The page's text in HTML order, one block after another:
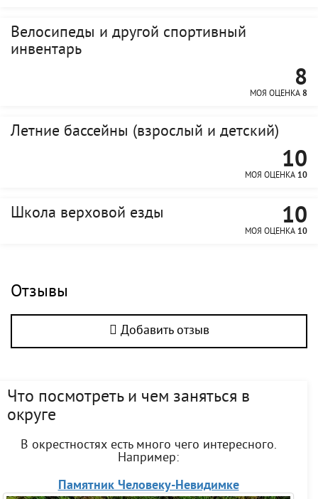
Велосипеды и другой спортивный
инвентарь
8
МОЯ ОЦЕНКА 8
Летние бассейны (взрослый и детский)
10
МОЯ ОЦЕНКА 10
Школа верховой езды 10
МОЯ ОЦЕНКА 10
Отзывы
Добавить отзыв
Что посмотреть и чем заняться в
округе
В окрестностях есть много чего интересного.
Например:
Памятник Человеку-Невидимке